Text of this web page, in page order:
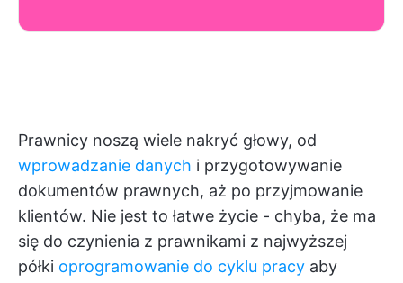
Prawnicy noszą wiele nakryć głowy, od
wprowadzanie danych i przygotowywanie
dokumentów prawnych, aż po przyjmowanie
klientów. Nie jest to łatwe życie - chyba, że ma
się do czynienia z prawnikami z najwyższej
półki oprogramowanie do cyklu pracy aby